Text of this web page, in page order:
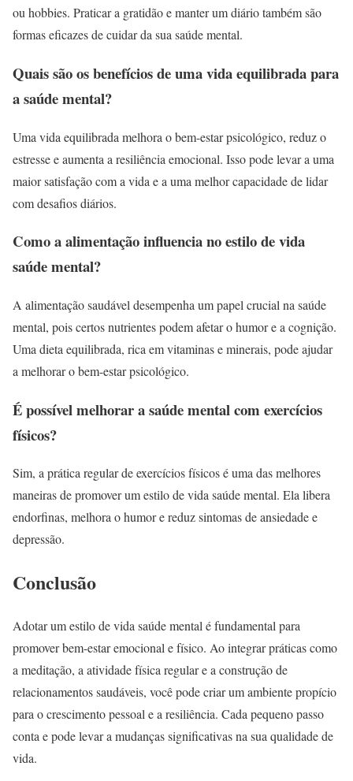
ou hobbies. Praticar a gratidão e manter um diário também são
formas eficazes de cuidar da sua saúde mental.
Quais são os benefícios de uma vida equilibrada para
a saúde mental?
Uma vida equilibrada melhora o bem-estar psicológico, reduz o
estresse e aumenta a resiliência emocional. Isso pode levar a uma
maior satisfação com a vida e a uma melhor capacidade de lidar
com desafios diários.
Como a alimentação influencia no estilo de vida
saúde mental?
A alimentação saudável desempenha um papel crucial na saúde
mental, pois certos nutrientes podem afetar o humor e a cognição.
Uma dieta equilibrada, rica em vitaminas e minerais, pode ajudar
a melhorar o bem-estar psicológico.
É possível melhorar a saúde mental com exercícios
físicos?
Sim, a prática regular de exercícios físicos é uma das melhores
maneiras de promover um estilo de vida saúde mental. Ela libera
endorfinas, melhora o humor e reduz sintomas de ansiedade e
depressão.
Conclusão
Adotar um estilo de vida saúde mental é fundamental para
promover bem-estar emocional e físico. Ao integrar práticas como
a meditação, a atividade física regular e a construção de
relacionamentos saudáveis, você pode criar um ambiente propício
para o crescimento pessoal e a resiliência. Cada pequeno passo
conta e pode levar a mudanças significativas na sua qualidade de
vida.